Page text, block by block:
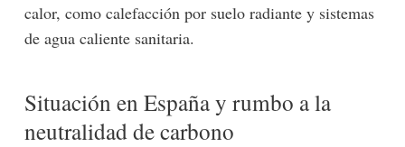
calor, como calefacción por suelo radiante y sistemas
de agua caliente sanitaria.
Situación en España y rumbo a la
neutralidad de carbono